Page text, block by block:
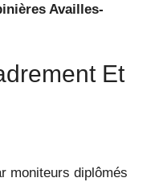
Availles-
Et
moniteurs diplômés